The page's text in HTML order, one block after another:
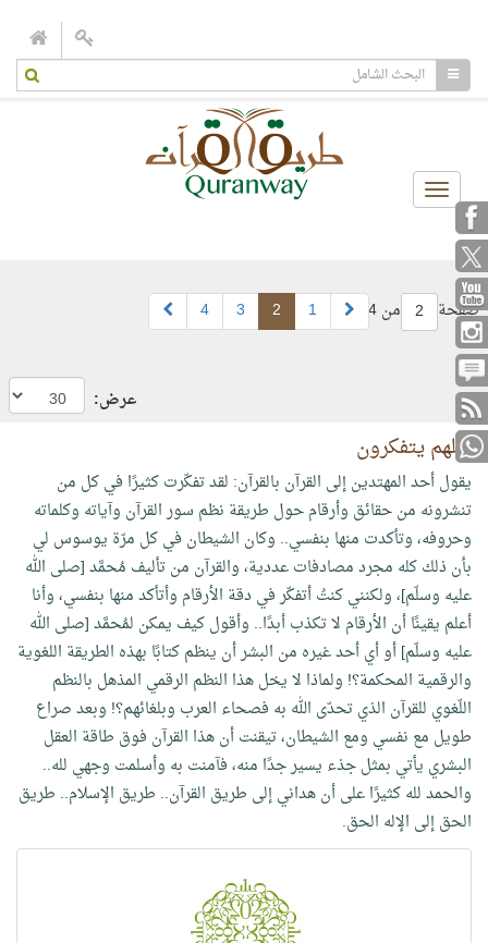
Toggle
navigation
صفحة 2 من 4 1
2
3
4
عرض:
لعلهم يتفكرون
يقول أحد المهتدين إلى القرآن بالقرآن: لقد تفكّرت كثيرًا في كل من
تنشرونه من حقائق وأرقام حول طريقة نظم سور القرآن وآياته وكلماته
وحروفه، وتأكدت منها بنفسي.. وكان الشيطان في كل مرّة يوسوس لي
بأن ذلك كله مجرد مصادفات عددية، والقرآن من تأليف مُحمَّد [صلى الله
عليه وسلّم]، ولكنني كنتُ أتفكّر في دقة الأرقام وأتأكد منها بنفسي، وأنا
أعلم يقينًا أن الأرقام لا تكذب أبدًا.. وأقول كيف يمكن لمُحمَّد [صلى الله
عليه وسلّم] أو أي أحد غيره من البشر أن ينظم كتابًا بهذه الطريقة اللغوية
والرقمية المحكمة؟! ولماذا لا يخل هذا النظم الرقمي المذهل بالنظم
اللّغوي للقرآن الذي تحدّى الله به فصحاء العرب وبلغائهم؟! وبعد صراع
طويل مع نفسي ومع الشيطان، تيقنت أن هذا القرآن فوق طاقة العقل
البشري يأتي بمثل جذء يسير جدًا منه، فآمنت به وأسلمت وجهي لله..
والحمد لله كثيرًا على أن هداني إلى طريق القرآن.. طريق الإسلام.. طريق
الحق إلى الإله الحق.